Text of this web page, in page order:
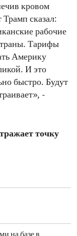
кровом
сказал:
рабочие
Тарифы
Америку
И это
быстро. Будут
-
точку